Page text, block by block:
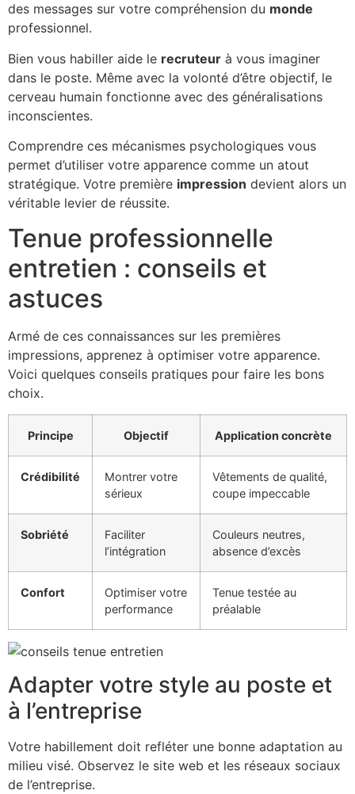
des messages sur votre compréhension du monde
professionnel.
Bien vous habiller aide le recruteur à vous imaginer
dans le poste. Même avec la volonté d’être objectif, le
cerveau humain fonctionne avec des généralisations
inconscientes.
Comprendre ces mécanismes psychologiques vous
permet d’utiliser votre apparence comme un atout
stratégique. Votre première impression devient alors un
véritable levier de réussite.
Tenue professionnelle
entretien : conseils et
astuces
Armé de ces connaissances sur les premières
impressions, apprenez à optimiser votre apparence.
Voici quelques conseils pratiques pour faire les bons
choix.
Principe Objectif Application concrète
Crédibilité
Montrer votre
sérieux
Vêtements de qualité,
coupe impeccable
Sobriété
Faciliter
l’intégration
Couleurs neutres,
absence d’excès
Confort
Optimiser votre
performance
Tenue testée au
préalable
Adapter votre style au poste et
à l’entreprise
Votre habillement doit refléter une bonne adaptation au
milieu visé. Observez le site web et les réseaux sociaux
de l’entreprise.